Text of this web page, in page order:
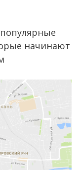
популярные
начинают